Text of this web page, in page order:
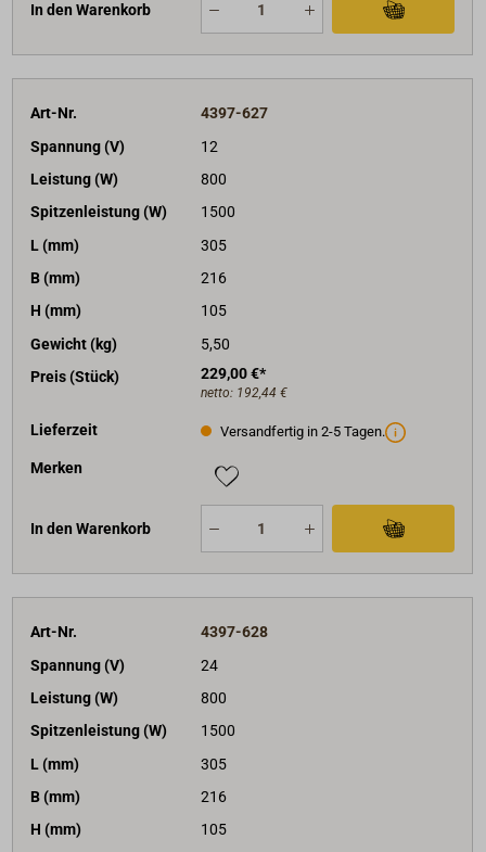
In den Warenkorb
Art-Nr.
4397-627
Spannung (V)
12
Leistung (W)
800
Spitzenleistung (W)
1500
L (mm)
305
B (mm)
216
H (mm)
105
Gewicht (kg)
5,50
Preis (Stück)
229,00 €*
netto: 192,44 €
Lieferzeit Versandfertig in 2-5 Tagen.
Merken
In den Warenkorb
Art-Nr.
4397-628
Spannung (V)
24
Leistung (W)
800
Spitzenleistung (W)
1500
L (mm)
305
B (mm)
216
H (mm)
105